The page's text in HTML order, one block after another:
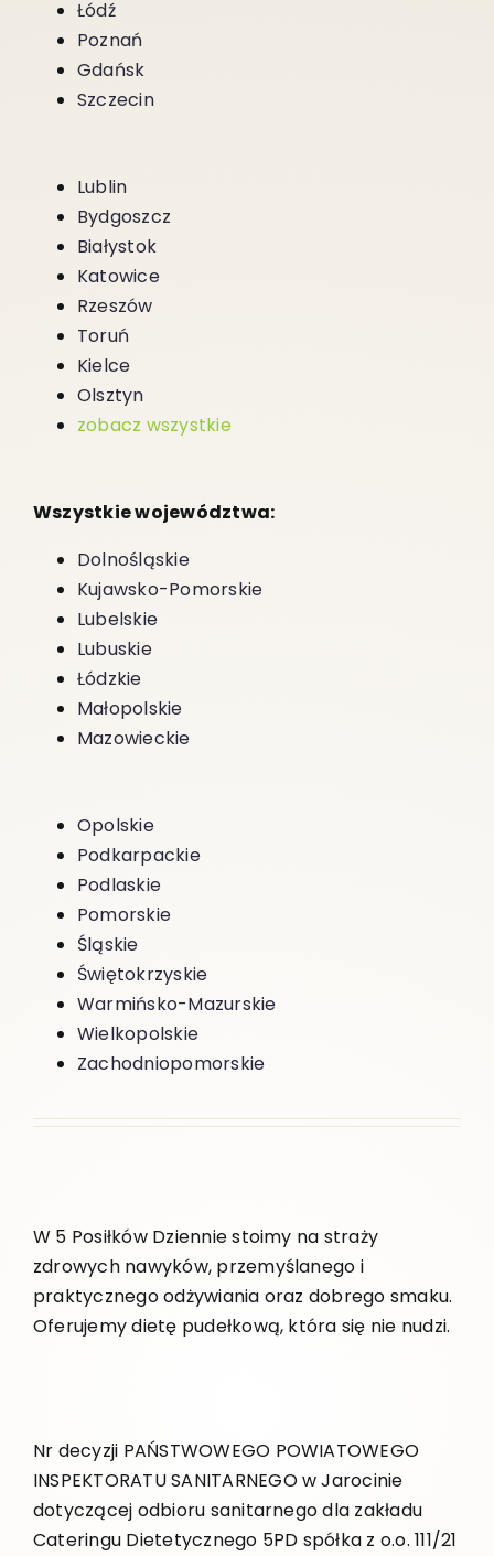
Łódź
Poznań
Gdańsk
Szczecin
Lublin
Bydgoszcz
Białystok
Katowice
Rzeszów
Toruń
Kielce
Olsztyn
zobacz wszystkie
Wszystkie województwa:
Dolnośląskie
Kujawsko-Pomorskie
Lubelskie
Lubuskie
Łódzkie
Małopolskie
Mazowieckie
Opolskie
Podkarpackie
Podlaskie
Pomorskie
Śląskie
Świętokrzyskie
Warmińsko-Mazurskie
Wielkopolskie
Zachodniopomorskie
W 5 Posiłków Dziennie stoimy na straży
zdrowych nawyków, przemyślanego i
praktycznego odżywiania oraz dobrego smaku.
Oferujemy dietę pudełkową, która się nie nudzi.
Nr decyzji PAŃSTWOWEGO POWIATOWEGO
INSPEKTORATU SANITARNEGO w Jarocinie
dotyczącej odbioru sanitarnego dla zakładu
Cateringu Dietetycznego 5PD spółka z o.o. 111/21